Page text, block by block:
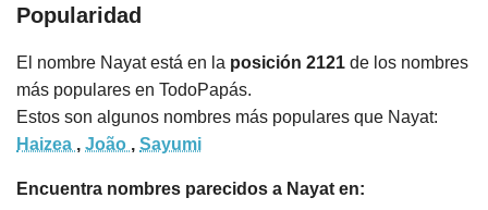
Popularidad
El nombre Nayat está en la posición 2121 de los nombres
más populares en TodoPapás.
Estos son algunos nombres más populares que Nayat:
Haizea , João , Sayumi
Encuentra nombres parecidos a Nayat en: